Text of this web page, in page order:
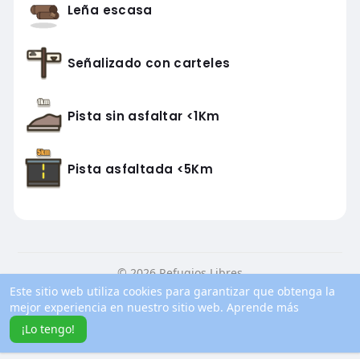
Este sitio web utiliza cookies para garantizar que obtenga la
mejor experiencia en nuestro sitio web. Aprende más
¡Lo tengo!
Leña escasa
Señalizado con carteles
Pista sin asfaltar <1Km
Pista asfaltada <5Km
© 2026 Refugios Libres
Inicio
Conocenos Contacto
Política de privacidad
Condiciones de uso
Blog
Más información